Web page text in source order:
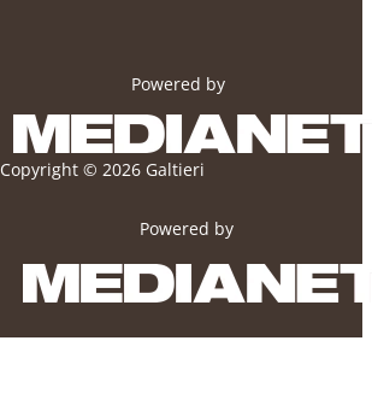
Powered by
Copyright © 2026 Galtieri
Powered by